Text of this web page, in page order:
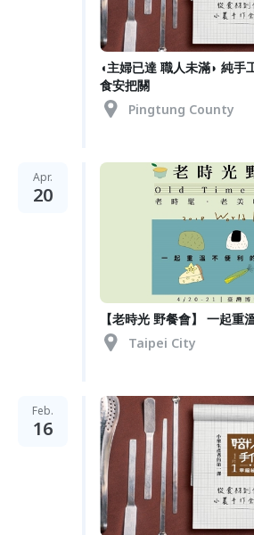
◖主婦已達 職人未滿◗ 純手
食安把關
Pingtung County
Apr.
20
【老時光 野餐會】 一起重
Taipei City
Feb.
16